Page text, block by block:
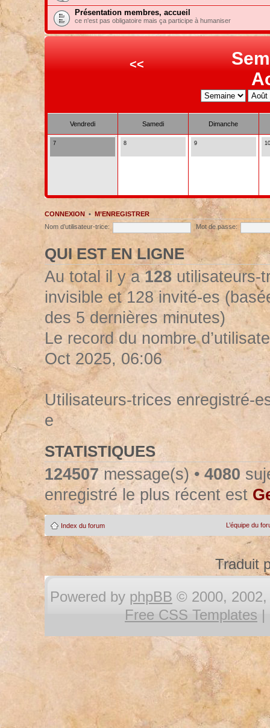
Présentation membres, accueil
ce n'est pas obligatoire mais ça participe à humaniser
<<
Vendredi Samedi Dimanche
7 8 9 10
CONNEXION• M’ENREGISTRER
Nom d’utilisateur-trice:
Mot de passe:
QUI EST EN LIGNE
Au total il y a128utilisateurs-
invisible et 128 invité-es
des 5 dernières minutes)
Le record du nombre
Oct 2025, 06:06
Utilisateurs-trices enregistré-
e
STATISTIQUES
124507message(s) • 4080
enregistré le plus récent est
Index du forum L’équipe du
Traduit
Powered by phpBB © 2000, 2002,
Free CSS Templates |